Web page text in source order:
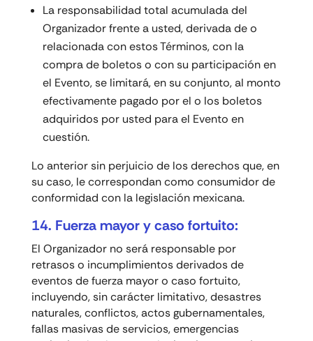
La responsabilidad total acumulada del
Organizador frente a usted, derivada de o
relacionada con estos Términos, con la
compra de boletos o con su participación en
el Evento, se limitará, en su conjunto, al monto
efectivamente pagado por el o los boletos
adquiridos por usted para el Evento en
cuestión.
Lo anterior sin perjuicio de los derechos que, en
su caso, le correspondan como consumidor de
conformidad con la legislación mexicana.
14. Fuerza mayor y caso fortuito:
El Organizador no será responsable por
retrasos o incumplimientos derivados de
eventos de fuerza mayor o caso fortuito,
incluyendo, sin carácter limitativo, desastres
naturales, conflictos, actos gubernamentales,
fallas masivas de servicios, emergencias